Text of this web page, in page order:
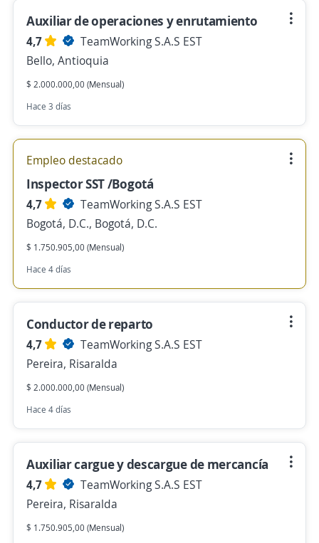
Auxiliar de operaciones y enrutamiento
4,7
TeamWorking S.A.S EST
Bello, Antioquia
$ 2.000.000,00 (Mensual)
Hace 3 días
Empleo destacado
Inspector SST /Bogotá
4,7
TeamWorking S.A.S EST
Bogotá, D.C., Bogotá, D.C.
$ 1.750.905,00 (Mensual)
Hace 4 días
Conductor de reparto
4,7
TeamWorking S.A.S EST
Pereira, Risaralda
$ 2.000.000,00 (Mensual)
Hace 4 días
Auxiliar cargue y descargue de mercancía
4,7
TeamWorking S.A.S EST
Pereira, Risaralda
$ 1.750.905,00 (Mensual)